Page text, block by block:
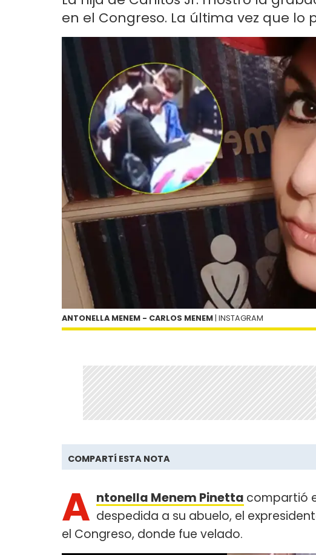
en el Congreso. La última vez que lo
ANTONELLA MENEM - CARLOS MENEM | INSTAGRAM
COMPARTÍ ESTA NOTA
A ntonella Menem Pinetta compartió
despedida a su abuelo, el
el Congreso, donde fue velado.